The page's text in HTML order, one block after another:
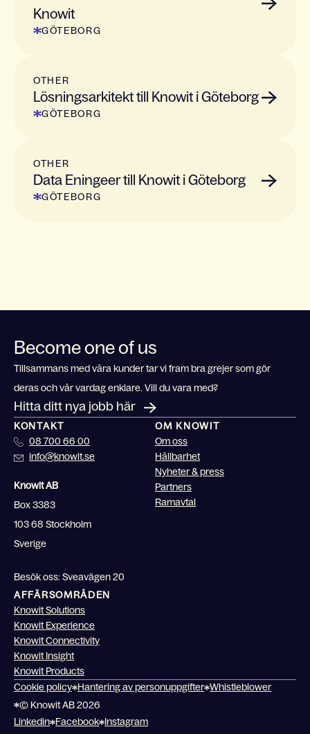
Knowit
GÖTEBORG
OTHER
Lösningsarkitekt till Knowit i Göteborg
GÖTEBORG
OTHER
Data Eningeer till Knowit i Göteborg
GÖTEBORG
Become one of us
Tillsammans med våra kunder tar vi fram bra grejer som gör
deras och vår vardag enklare. Vill du vara med?
Hitta ditt nya jobb här
KONTAKT
08 700 66 00
info@knowit.se
Knowit AB
Box 3383
103 68 Stockholm
Sverige
Besök oss: Sveavägen 20
OM KNOWIT
Om oss
Hållbarhet
Nyheter & press
Partners
Ramavtal
AFFÄRSOMRÅDEN
Knowit Solutions
Knowit Experience
Knowit Connectivity
Knowit Insight
Knowit Products
Cookie policy Hantering av personuppgifter Whistleblower
© Knowit AB 2026
Linkedin Facebook Instagram